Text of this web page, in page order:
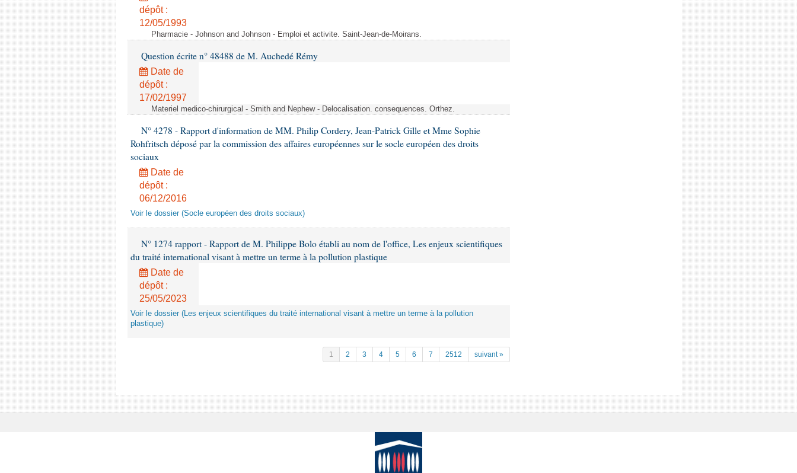
dépôt :
12/05/1993
Pharmacie - Johnson and Johnson - Emploi et activite. Saint-Jean-de-Moirans.
Question écrite n° 48488 de M. Auchedé Rémy
Date de
dépôt :
17/02/1997
Materiel medico-chirurgical - Smith and Nephew - Delocalisation. consequences. Orthez.
N° 4278 - Rapport d'information de MM. Philip Cordery, Jean-Patrick Gille et Mme Sophie
Rohfritsch déposé par la commission des affaires européennes sur le socle européen des droits
sociaux
Date de
dépôt :
06/12/2016
Voir le dossier (Socle européen des droits sociaux)
N° 1274 rapport - Rapport de M. Philippe Bolo établi au nom de l'office, Les enjeux scientifiques
du traité international visant à mettre un terme à la pollution plastique
Date de
dépôt :
25/05/2023
Voir le dossier (Les enjeux scientifiques du traité international visant à mettre un terme à la pollution
plastique)
1 2 3 4 5 6 7 2512 suivant »